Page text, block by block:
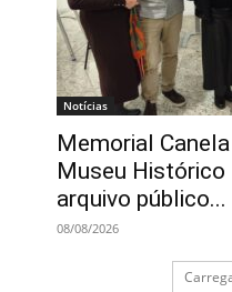
Notícias
Memorial
Museu Histórico
arquivo público...
08/08/2026